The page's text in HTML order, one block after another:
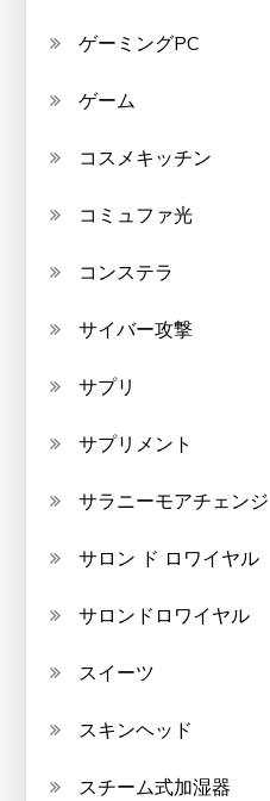
ゲーミングPC
ゲーム
コスメキッチン
コミュファ光
コンステラ
サイバー攻撃
サプリ
サプリメント
サラニーモアチェンジ
サロン ド ロワイヤル
サロンドロワイヤル
スイーツ
スキンヘッド
スチーム式加湿器